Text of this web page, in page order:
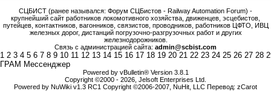
СЦБИСТ (ранее назывался: Форум СЦБистов - Railway Automation Forum) -
крупнейший сайт работников локомотивного хозяйства, движенцев, эсцебистов,
путейцев, контактников, вагонников, связистов, проводников, работников ЦФТО, ИВЦ
железных дорог, дистанций погрузочно-разгрузочных работ и других
железнодорожников.
Связь с администрацией сайта: admin@scbist.com
1 2 3 4 5 6 7 8 9 10 11 12 13 14 15 16 17 18 19 20 21 22 23 24 25 26 27 28
ГРАМ Мессенджер
Powered by vBulletin® Version 3.8.1
Copyright ©2000 - 2026, Jelsoft Enterprises Ltd.
Powered by NuWiki v1.3 RC1 Copyright ©2006-2007, NuHit, LLC Перевод: zCarot